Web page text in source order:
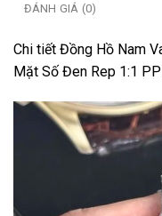
ĐÁNH GIÁ (0)
Chi tiết Đồng Hồ Nam
Mặt Số Đen Rep 1:1